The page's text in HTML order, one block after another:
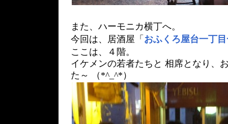
また、ハーモニカ横丁へ。
今回は、居酒屋「 おふくろ屋台一丁
ここは、４階。
イケメンの若者たちと 相席となり、
た～ （*^_^*）